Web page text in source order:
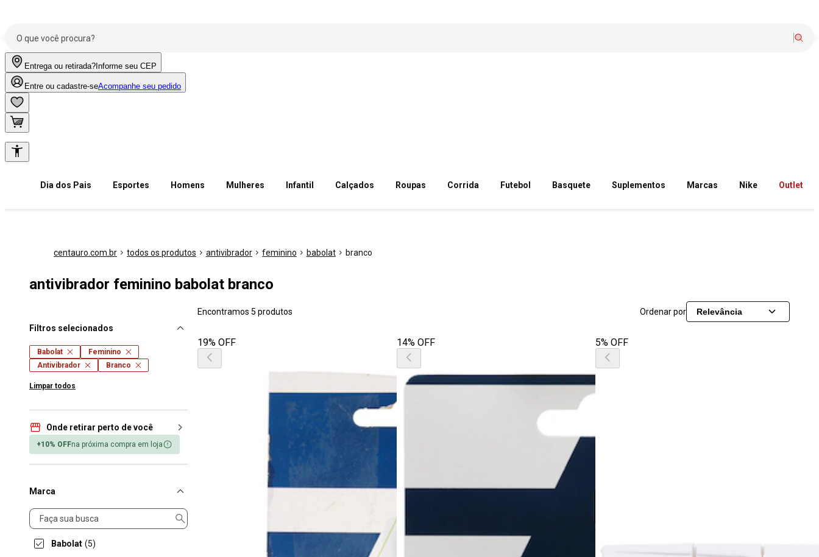
Entrega ou retirada? Informe seu CEP
Entre ou cadastre-seAcompanhe seu pedido
Dia dos Pais Esportes Homens Mulheres Infantil Calçados Roupas Corrida Futebol Basquete Suplementos Marcas Nike Outlet
centauro.com.br todos os produtos antivibrador feminino babolat branco
antivibrador feminino babolat branco
Filtros selecionados
Babolat
Feminino
Antivibrador
Branco
Limpar todos
Onde retirar perto de você
+10% OFFna próxima compra em loja
Marca
Marca
Babolat (5)
Encontramos 5 produtos Ordenar por Relevância
19% OFF 14% OFF 5% OFF